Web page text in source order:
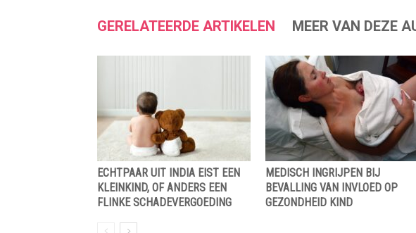
GERELATEERDE ARTIKELEN MEER VAN DEZE
ECHTPAAR UIT INDIA EIST EEN
KLEINKIND, OF ANDERS EEN
FLINKE SCHADEVERGOEDING
MEDISCH INGRIJPEN BIJ
BEVALLING VAN INVLOED OP
GEZONDHEID KIND